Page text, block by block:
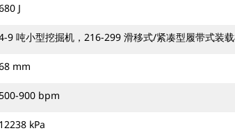
J
9 吨小型挖掘机，216-299 滑移式/紧凑型履带式装
mm
500-900 bpm
12238 kPa